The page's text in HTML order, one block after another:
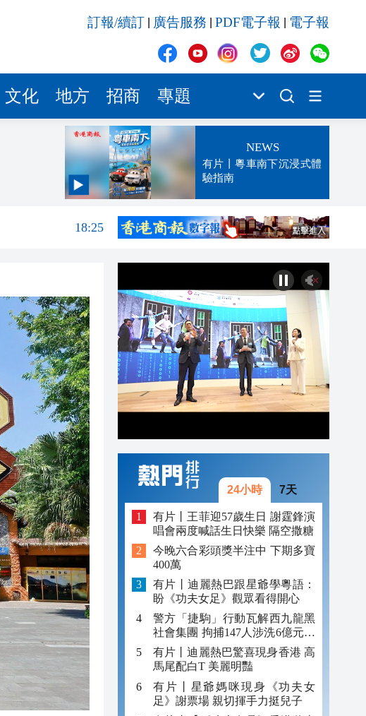
訂報/續訂 廣告服務 PDF電子報 電子報
文化 地方 招商 專題
NEWS
有片丨粵車南下沉浸式體
驗指南
正式發布 18:50
18:25
為何是那個 17:23
17:20
17:18
16:53
24小時 7天
有片丨王菲迎57歲生日 謝霆鋒演
唱會兩度喊話生日快樂 隔空撒糖
今晚六合彩頭獎半注中 下期多寶
400萬
有片丨迪麗熱巴跟星爺學粵語：
盼《功夫女足》觀眾看得開心
警方「捷駒」行動瓦解西九龍黑
社會集團 拘捕147人涉洗6億元黑
錢
有片丨迪麗熱巴驚喜現身香港 高
馬尾配白T 美麗明豔
有片丨星爺媽咪現身《功夫女
足》謝票場 親切揮手力挺兒子